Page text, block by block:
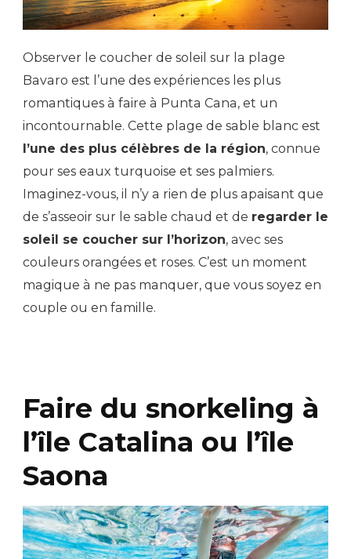
Observer le coucher de soleil sur la plage
Bavaro est l’une des expériences les plus
romantiques à faire à Punta Cana, et un
incontournable. Cette plage de sable blanc est
l’une des plus célèbres de la région, connue
pour ses eaux turquoise et ses palmiers.
Imaginez-vous, il n’y a rien de plus apaisant que
de s’asseoir sur le sable chaud et de regarder le
soleil se coucher sur l’horizon, avec ses
couleurs orangées et roses. C’est un moment
magique à ne pas manquer, que vous soyez en
couple ou en famille.
Faire du snorkeling à
l’île Catalina ou l’île
Saona